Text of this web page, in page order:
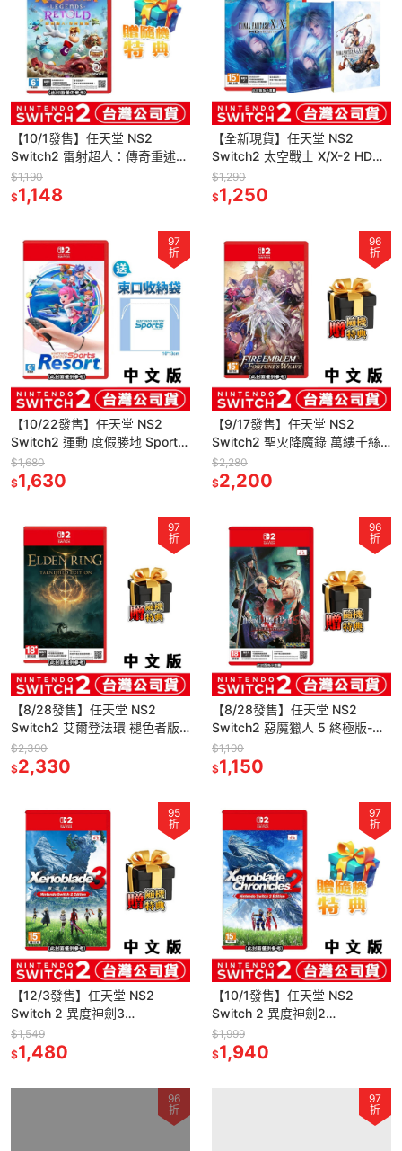
【10/1發售】任天堂 NS2
Switch2 雷射超人：傳奇重述-
中文版(鑰匙卡)[夢遊館]功夫足
球
$1,190
$1,148
【全新現貨】任天堂 NS2
Switch2 太空戰士 X/X-2 HD
Remaster-中文版(鑰匙卡)[夢遊
館]
$1,290
$1,250
97
折
【10/22發售】任天堂 NS2
Switch2 運動 度假勝地 Sports
Resort-中文版 [夢遊館]
$1,680
$1,630
96
折
【9/17發售】任天堂 NS2
Switch2 聖火降魔錄 萬縷千絲-
中文版 [夢遊館]
$2,280
$2,200
97
折
【8/28發售】任天堂 NS2
Switch2 艾爾登法環 褪色者版-
中文版(鑰匙卡)[夢遊館]黃金樹
幽影 伊迪斯騎士
$2,390
$2,330
96
折
【8/28發售】任天堂 NS2
Switch2 惡魔獵人 5 終極版-中
文版(鑰匙卡)[夢遊館]鬼泣
$1,190
$1,150
95
折
【12/3發售】任天堂 NS2
Switch 2 異度神劍3
Xenoblade 3-中文版[夢遊館]
$1,549
$1,480
97
折
【10/1發售】任天堂 NS2
Switch 2 異度神劍2
Xenoblade 2-中文版[夢遊館]
$1,999
$1,940
96
折
97
折